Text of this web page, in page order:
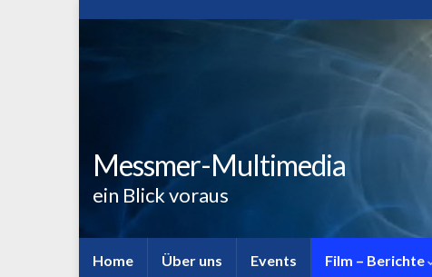
Messmer-Multimedia
ein Blick voraus
Home Über uns Events Film – Berichte